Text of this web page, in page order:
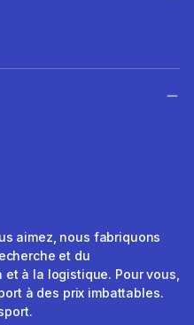
aimez, nous fabriquons
et du
à la logistique. Pour vous,
à des prix imbattables.